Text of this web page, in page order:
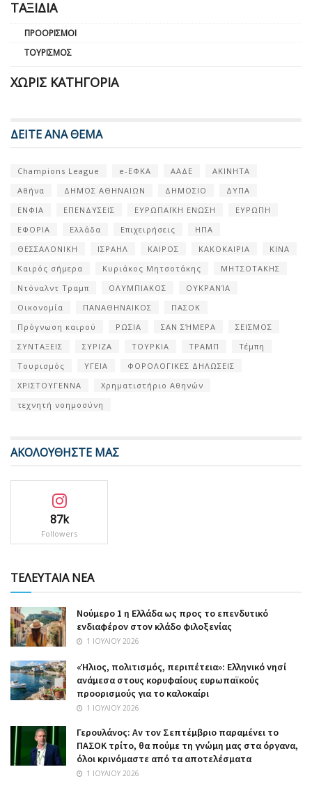
ΤΑΞΊΔΙΑ
ΠΡΟΟΡΙΣΜΟΊ
ΤΟΥΡΙΣΜΌΣ
ΧΩΡΊΣ ΚΑΤΗΓΟΡΊΑ
ΔΕΙΤΕ ΑΝΑ ΘΕΜΑ
Champions League e-ΕΦΚΑ ΑΑΔΕ
ΑΚΙΝΗΤΑ
Αθήνα
ΔΗΜΟΣ ΑΘΗΝΑΙΩΝ ΔΗΜΟΣΙΟ
ΔΥΠΑ
ΕΝΦΙΑ
ΕΠΕΝΔΥΣΕΙΣ ΕΥΡΩΠΑΪΚΗ ΕΝΩΣΗ
ΕΥΡΩΠΗ
ΕΦΟΡΙΑ
Ελλάδα Επιχειρήσεις
ΗΠΑ
ΘΕΣΣΑΛΟΝΙΚΗ
ΙΣΡΑΗΛ ΚΑΙΡΟΣ ΚΑΚΟΚΑΙΡΙΑ
ΚΙΝΑ
Καιρός σήμερα
Κυριάκος Μητσοτάκης
ΜΗΤΣΟΤΑΚΗΣ
Ντόναλντ Τραμπ
ΟΛΥΜΠΙΑΚΟΣ
ΟΥΚΡΑΝΊΑ
Οικονομία
ΠΑΝΑΘΗΝΑΙΚΟΣ
ΠΑΣΟΚ
Πρόγνωση καιρού
ΡΩΣΙΑ ΣΑΝ ΣΉΜΕΡΑ
ΣΕΙΣΜΟΣ
ΣΥΝΤΑΞΕΙΣ
ΣΥΡΙΖΑ ΤΟΥΡΚΙΑ ΤΡΑΜΠ
Τέμπη
Τουρισμός
ΥΓΕΙΑ
ΦΟΡΟΛΟΓΙΚΕΣ ΔΗΛΩΣΕΙΣ
ΧΡΙΣΤΟΥΓΕΝΝΑ
Χρηματιστήριο Αθηνών
τεχνητή νοημοσύνη
ΑΚΟΛΟΥΘΗΣΤΕ ΜΑΣ
87k
Followers
ΤΕΛΕΥΤΑΙΑ ΝΕΑ
Nούμερο 1 η Ελλάδα ως προς το επενδυτικό
ενδιαφέρον στον κλάδο φιλοξενίας
1 ΙΟΥΛΊΟΥ 2026
«Ήλιος, πολιτισμός, περιπέτεια»: Ελληνικό νησί
ανάμεσα στους κορυφαίους ευρωπαϊκούς
προορισμούς για το καλοκαίρι
1 ΙΟΥΛΊΟΥ 2026
Γερουλάνος: Αν τον Σεπτέμβριο παραμένει το
ΠΑΣΟΚ τρίτο, θα πούμε τη γνώμη μας στα όργανα,
όλοι κρινόμαστε από τα αποτελέσματα
1 ΙΟΥΛΊΟΥ 2026